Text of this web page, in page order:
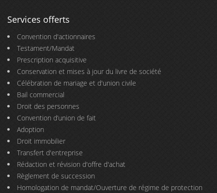
Services offerts
Convention d'actionnaires
Testament/Mandat
Prescription acquisitive
Conservation et mises à jour du livre de société
Célébration de mariage et d'union civile
Bail commercial
Droit des personnes
Convention d’union de fait
Adoption
Droit immobilier
Transfert d'entreprise
Rédaction et révision d'offre d'achat
Règlement de succession
Homologation de mandat/Ouverture de régime de protection